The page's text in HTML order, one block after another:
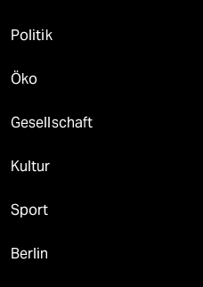
Politik
Öko
Gesellschaft
Kultur
Sport
Berlin